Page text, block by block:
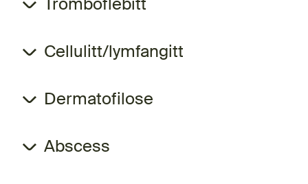
Tromboflebitt
Cellulitt/lymfangitt
Dermatofilose
Abscess